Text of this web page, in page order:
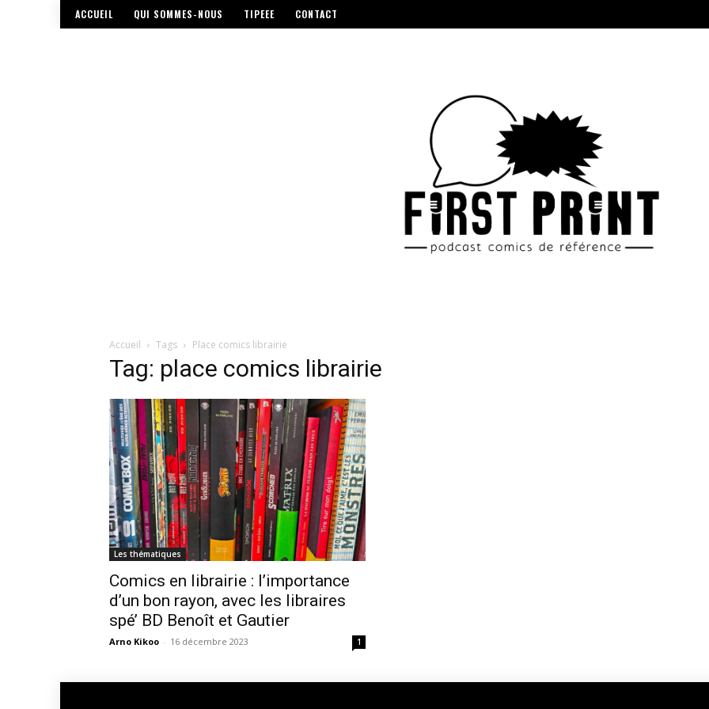
ACCUEIL QUI SOMMES-NOUS TIPEEE CONTACT
Accueil Tags Place comics librairie
Tag: place comics librairie
Les thématiques
Comics en librairie : l’importance
d’un bon rayon, avec les libraires
spé’ BD Benoît et Gautier
Arno Kikoo - 16 décembre 2023 1